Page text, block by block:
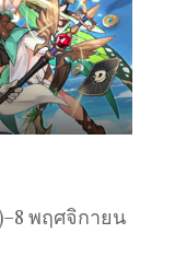
)–8 พฤศจิกายน